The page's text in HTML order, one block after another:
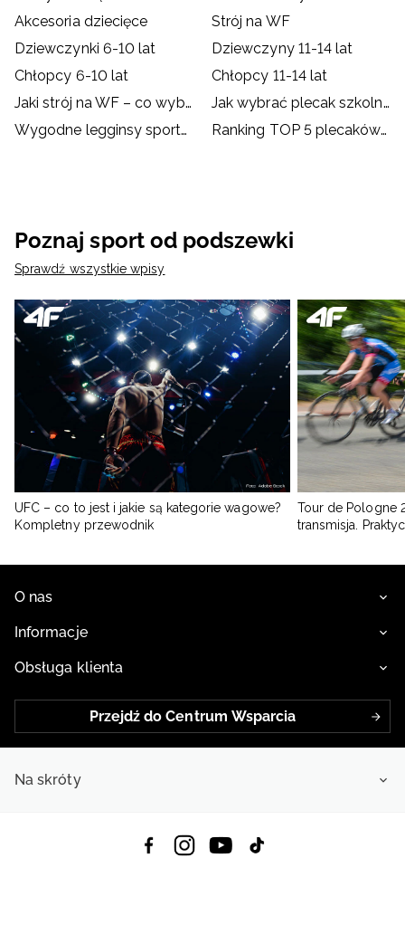
Akcesoria dziecięce
Strój na WF
Dziewczynki 6-10 lat
Dziewczyny 11-14 lat
Chłopcy 6-10 lat
Chłopcy 11-14 lat
Jaki strój na WF – co wybrać dla dziecka?
Jak wybrać plecak szkolny?
Wygodne legginsy sportowe dla dzieci
Ranking TOP 5 plecaków szkolnych od 4F
Poznaj sport od podszewki
Sprawdź wszystkie wpisy
UFC – co to jest i jakie są kategorie wagowe?
Kompletny przewodnik
Tour de Pologne
transmisja.
O nas
Informacje
Obsługa klienta
Przejdź do Centrum Wsparcia
Na skróty